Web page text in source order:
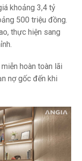
khoảng 3,4 tỷ
500 triệu đồng.
thực hiện sang
hoàn toàn lãi
nợ gốc đến khi